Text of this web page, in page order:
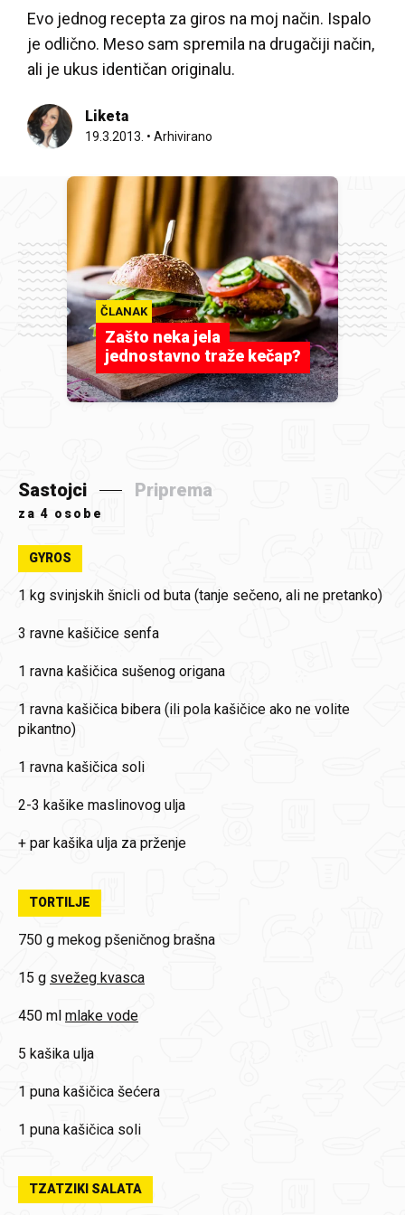
Evo jednog recepta za giros na moj način. Ispalo
je odlično. Meso sam spremila na drugačiji način,
ali je ukus identičan originalu.
Liketa
19.3.2013. • Arhivirano
ČLANAK
Zašto neka jela
jednostavno traže kečap?
Sastojci Priprema
za 4 osobe
GYROS
1 kg svinjskih šnicli od buta (tanje sečeno, ali ne pretanko)
3 ravne kašičice senfa
1 ravna kašičica sušenog origana
1 ravna kašičica bibera (ili pola kašičice ako ne volite
pikantno)
1 ravna kašičica soli
2-3 kašike maslinovog ulja
+ par kašika ulja za prženje
TORTILJE
750 g mekog pšeničnog brašna
15 g svežeg kvasca
450 ml mlake vode
5 kašika ulja
1 puna kašičica šećera
1 puna kašičica soli
TZATZIKI SALATA